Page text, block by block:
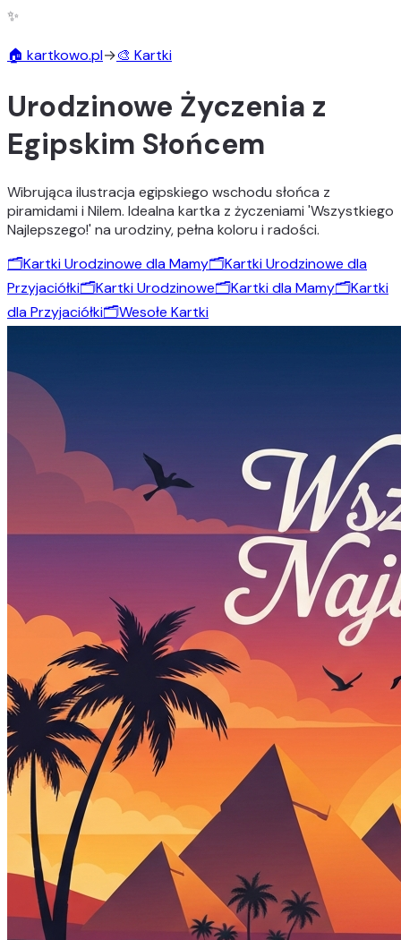
✨
🏠 kartkowo.pl→🎨 Kartki
Urodzinowe Życzenia z
Egipskim Słońcem
Wibrująca ilustracja egipskiego wschodu słońca z
piramidami i Nilem. Idealna kartka z życzeniami 'Wszystkiego
Najlepszego!' na urodziny, pełna koloru i radości.
🗂️Kartki Urodzinowe dla Mamy🗂️Kartki Urodzinowe dla
Przyjaciółki🗂️Kartki Urodzinowe🗂️Kartki dla Mamy🗂️Kartki
dla Przyjaciółki🗂️Wesołe Kartki